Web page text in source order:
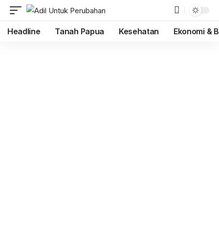
Headline Tanah Papua Kesehatan Ekonomi &